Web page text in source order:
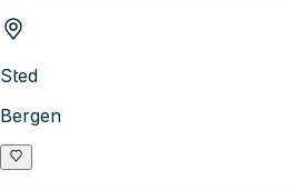
Sted
Bergen